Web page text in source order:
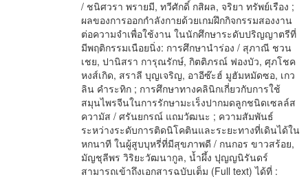
/ ชนิศวรา พรายมี, ทวีศักดิ์ กสิผล, จริยา ทรัพย์เรือง ;
ผลของการออกกำลังกายด้วยเกมฝึกกิจกรรมสองงาน
ต่อความจำเพื่อใช้งาน ในนักศึกษาระดับปริญญาตรีที่
มีพฤติกรรมเนือยนิ่ง: การศึกษานำร่อง / สุภาณี ชวน
เชย, ปานิสรา การุณรักษ์, กิตติภรณ์ ฟองบัว, ศุภโชค
หงส์เกิด, สราลี บุญเจริญ, อาอีซ๊ะฮ์ มูฮัมหมัดซอ, เกว
ลิน คำระทิก ; การศึกษาทางคลินิกเกี่ยวกับการใช้
สมุนไพรจีนในการรักษามะเร็งปากมดลูกชนิดเซลล์ส
ความัส / ศรันยกรณ์ แถมวัฒนะ ; ความสัมพันธ์
ระหว่างระดับการติดนิโคตินและระยะทางที่เดินได้ใน
หกนาที ในผู้สูบบุหรี่ที่มีสุขภาพดี / กนกอร ขาวสร้อย,
มัญชุลีพร วิริยะวัฒนากูล, น้ำผึ้ง ปุญญนิรันดร์
สามารถเข้าถึงเอกสารฉบับเต็ม (Full text) ได้ที่ :